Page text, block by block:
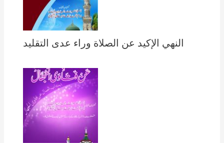
النهي الإكيد عن الصلاة وراء عدى التقليد